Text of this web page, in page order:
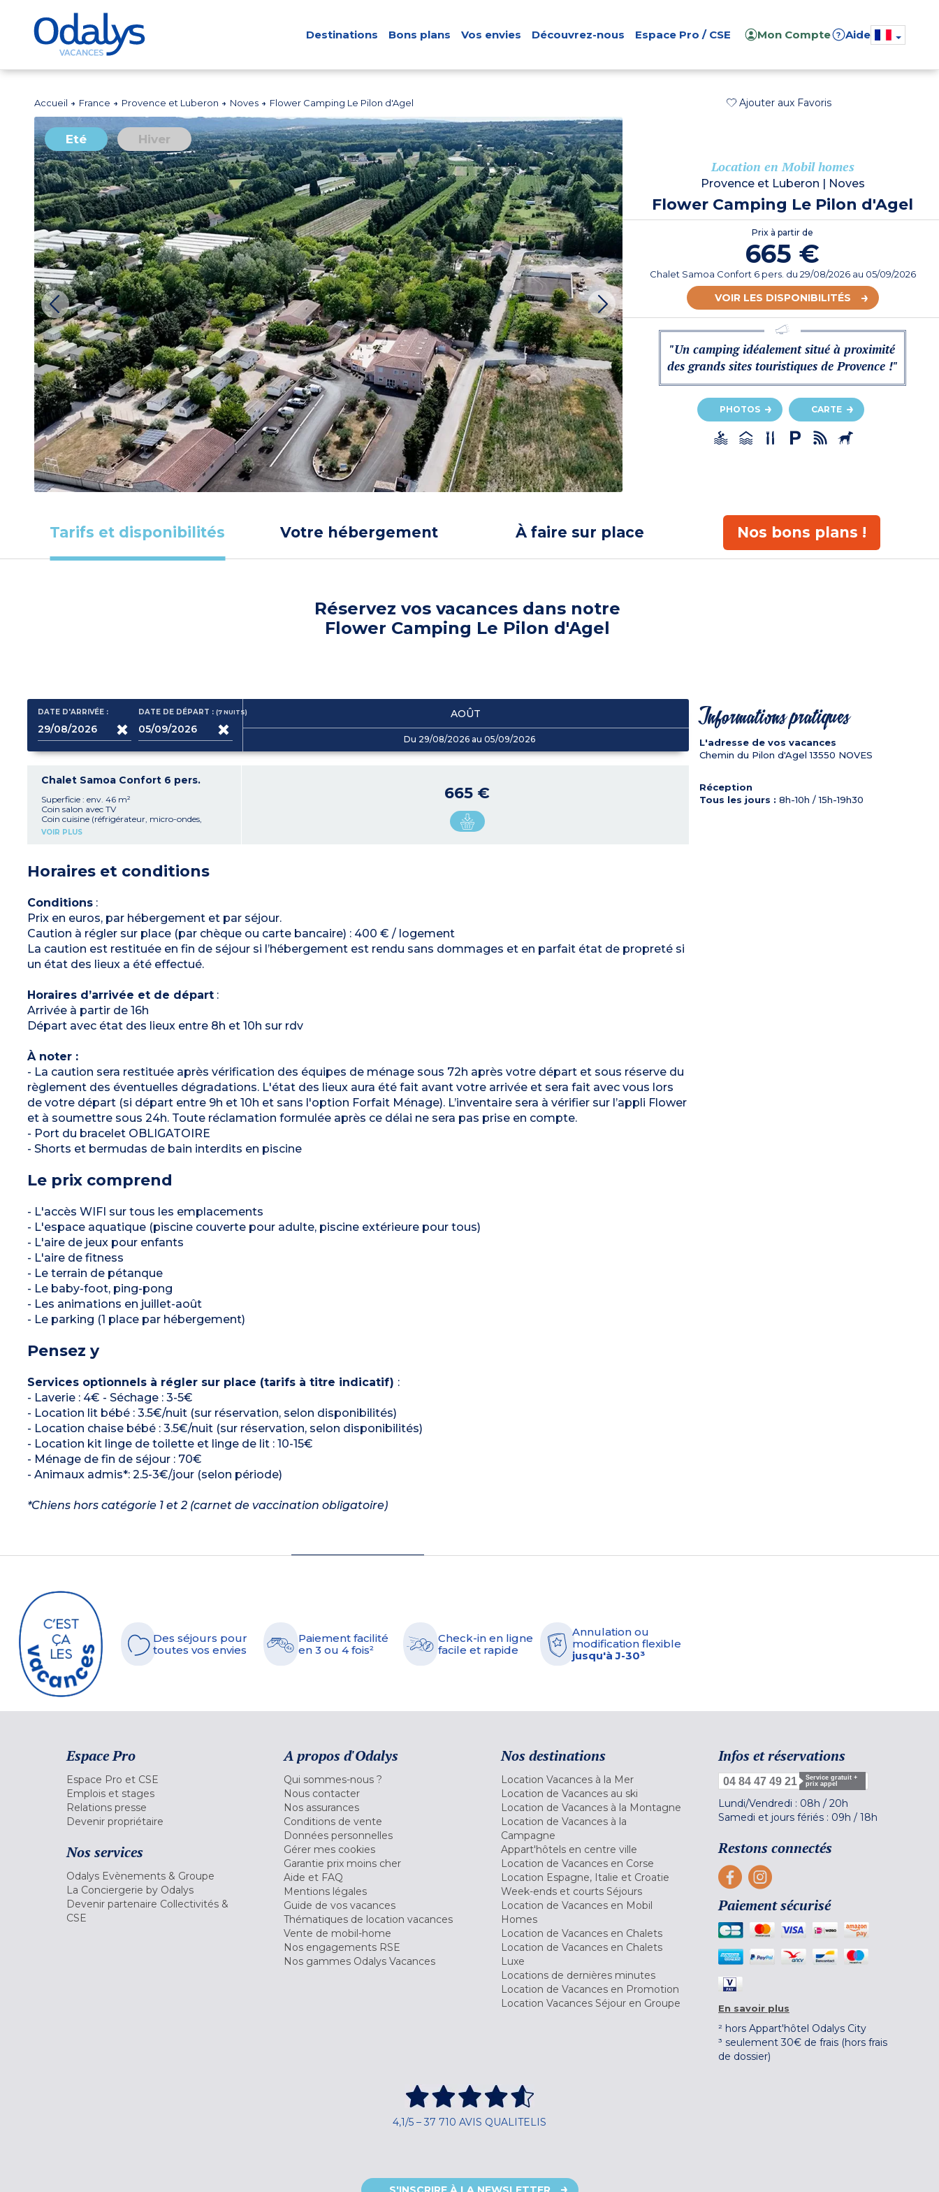
Destinations Bons plans Vos envies Découvrez-nous Espace Pro / CSE Mon Compte ? Aide
Accueil France Provence et Luberon Noves Flower Camping Le Pilon d'Agel Ajouter aux Favoris
Eté Hiver
Location en Mobil homes
Provence et Luberon Noves
Flower Camping Le Pilon d'Agel
Prix à partir de
665 €
Chalet Samoa Confort 6 pers. du 29/08/2026au 05/09/2026
VOIR LES DISPONIBILITÉS
"Un camping idéalement situé à proximité
des grands sites touristiques de Provence !"
PHOTOS CARTE
Tarifs et disponibilités Votre hébergement À faire sur place Nos bons plans !
Réservez vos vacances dans notre
Flower Camping Le Pilon d'Agel
DATE D'ARRIVÉE : DATE DE DÉPART :(7NUITS) AOÛT
Du 29/08/2026 au 05/09/2026
Chalet Samoa Confort 6 pers.
Superficie : env. 46 m²
Coin salon avec TV
Coin cuisine (réfrigérateur, micro-ondes,
cafetière électrique, vaisselle)
180 cm)
1 salle d'eau avec douche, lavabo
Climatisation
Terrasse avec salon de jardin
Capacité max. 4 adultes et 2 enfants -10 ans
VOIR PLUS
665 €
Horaires et conditions
Conditions:
Prix en euros, par hébergement et par séjour.
Caution à régler sur place (par chèque ou carte bancaire) : 400 € / logement
La caution est restituée en fin de séjour si l’hébergement est rendu sans dommages et en parfait état de propreté si
un état des lieux a été effectué.
Horaires d’arrivée et de départ:
Arrivée à partir de 16h
Départ avec état des lieux entre 8h et 10h sur rdv
À noter :
- La caution sera restituée après vérification des équipes de ménage sous 72h après votre départ et sous réserve du
règlement des éventuelles dégradations. L'état des lieux aura été fait avant votre arrivée et sera fait avec vous lors
de votre départ (si départ entre 9h et 10h et sans l'option Forfait Ménage). L’inventaire sera à vérifier sur l’appli Flower
et à soumettre sous 24h. Toute réclamation formulée après ce délai ne sera pas prise en compte.
- Port du bracelet OBLIGATOIRE
- Shorts et bermudas de bain interdits en piscine
Le prix comprend
- L'accès WIFI sur tous les emplacements
- L'espace aquatique (piscine couverte pour adulte, piscine extérieure pour tous)
- L'aire de jeux pour enfants
- L'aire de fitness
- Le terrain de pétanque
- Le baby-foot, ping-pong
- Les animations en juillet-août
- Le parking (1 place par hébergement)
Pensez y
Services optionnels à régler sur place (tarifs à titre indicatif) :
- Laverie : 4€ - Séchage : 3-5€
- Location lit bébé : 3.5€/nuit (sur réservation, selon disponibilités)
- Location chaise bébé : 3.5€/nuit (sur réservation, selon disponibilités)
- Location kit linge de toilette et linge de lit : 10-15€
- Ménage de fin de séjour : 70€
- Animaux admis*: 2.5-3€/jour (selon période)
*Chiens hors catégorie 1 et 2 (carnet de vaccination obligatoire)
Informations pratiques
L'adresse de vos vacances
Chemin du Pilon d'Agel 13550 NOVES
Réception
Tous les jours : 8h-10h / 15h-19h30
Des séjours pour
toutes vos envies
Paiement facilité
en 3 ou 4 fois²
Check-in en ligne
facile et rapide
Annulation ou
modification flexible
jusqu'à J-30³
Espace Pro
Espace Pro et CSE
Emplois et stages
Relations presse
Devenir propriétaire
Nos services
Odalys Evènements & Groupe
La Conciergerie by Odalys
Devenir partenaire Collectivités &
CSE
A propos d'Odalys
Qui sommes-nous ?
Nous contacter
Nos assurances
Conditions de vente
Données personnelles
Gérer mes cookies
Garantie prix moins cher
Aide et FAQ
Mentions légales
Guide de vos vacances
Thématiques de location vacances
Vente de mobil-home
Nos engagements RSE
Nos gammes Odalys Vacances
Nos destinations
Location Vacances à la Mer
Location de Vacances au ski
Location de Vacances à la Montagne
Location de Vacances à la
Campagne
Appart'hôtels en centre ville
Location de Vacances en Corse
Location Espagne, Italie et Croatie
Week-ends et courts Séjours
Location de Vacances en Mobil
Homes
Location de Vacances en Chalets
Location de Vacances en Chalets
Luxe
Locations de dernières minutes
Location de Vacances en Promotion
Location Vacances Séjour en Groupe
Infos et réservations
04 84 47 49 21
Service gratuit +
prix appel
Lundi/Vendredi : 08h / 20h
Samedi et jours fériés : 09h / 18h
Restons connectés
Paiement sécurisé
En savoir plus
² hors Appart'hôtel Odalys City
³ seulement 30€ de frais (hors frais
de dossier)
4,1/5 – 37 710 AVIS QUALITELIS